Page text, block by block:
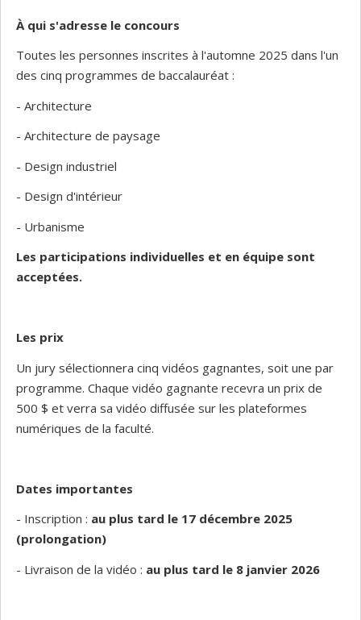
À qui s'adresse le concours
Toutes les personnes inscrites à l'automne 2025 dans l'un
des cinq programmes de baccalauréat :
- Architecture
- Architecture de paysage
- Design industriel
- Design d'intérieur
- Urbanisme
Les participations individuelles et en équipe sont
acceptées.
Les prix
Un jury sélectionnera cinq vidéos gagnantes, soit une par
programme. Chaque vidéo gagnante recevra un prix de
500 $ et verra sa vidéo diffusée sur les plateformes
numériques de la faculté.
Dates importantes
- Inscription : au plus tard le 17 décembre 2025
(prolongation)
- Livraison de la vidéo : au plus tard le 8 janvier 2026